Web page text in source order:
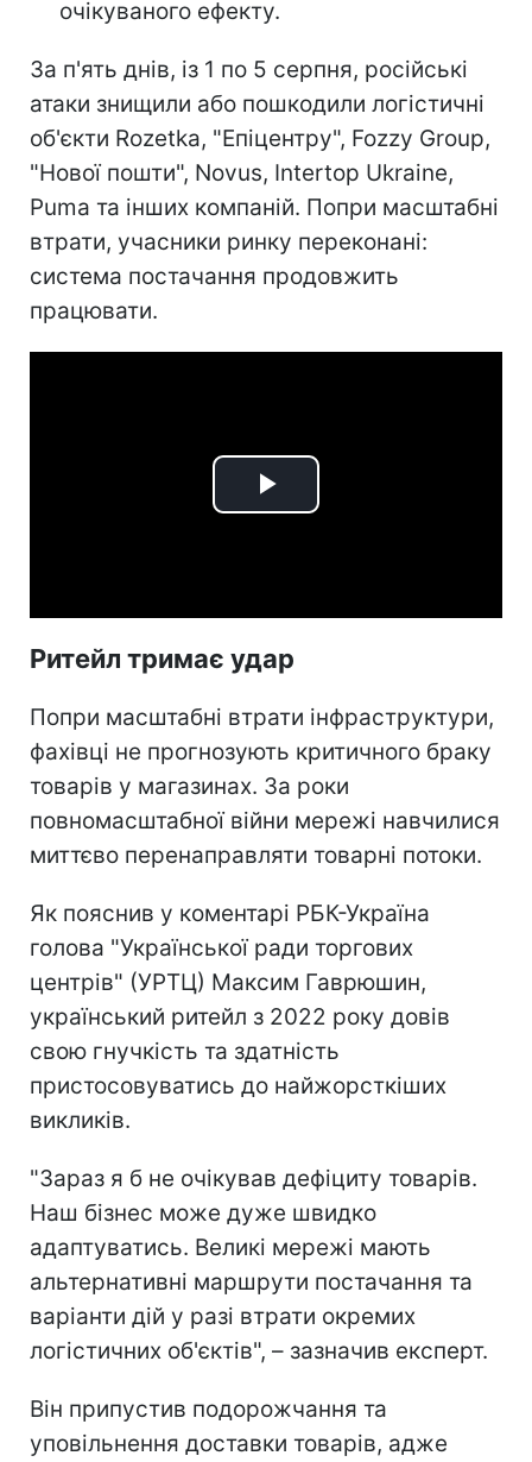
очікуваного ефекту.
За п'ять днів, із 1 по 5 серпня, російські
атаки знищили або пошкодили логістичні
об'єкти Rozetka, "Епіцентру", Fozzy Group,
"Нової пошти", Novus, Intertop Ukraine,
Puma та інших компаній. Попри масштабні
втрати, учасники ринку переконані:
система постачання продовжить
працювати.
Play
Ритейл тримає удар
Попри масштабні втрати інфраструктури,
фахівці не прогнозують критичного браку
товарів у магазинах. За роки
повномасштабної війни мережі навчилися
миттєво перенаправляти товарні потоки.
Як пояснив у коментарі РБК-Україна
голова "Української ради торгових
центрів" (УРТЦ) Максим Гаврюшин,
український ритейл з 2022 року довів
свою гнучкість та здатність
пристосовуватись до найжорсткіших
викликів.
"Зараз я б не очікував дефіциту товарів.
Наш бізнес може дуже швидко
адаптуватись. Великі мережі мають
альтернативні маршрути постачання та
варіанти дій у разі втрати окремих
логістичних об'єктів", – зазначив експерт.
Він припустив подорожчання та
уповільнення доставки товарів, адже